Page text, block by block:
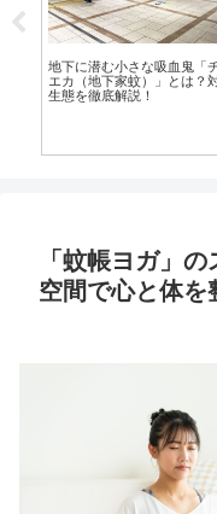
てもいいの？動物の種類に
全性と注意点
「蚊帳ヨガ」
空間で心と体を